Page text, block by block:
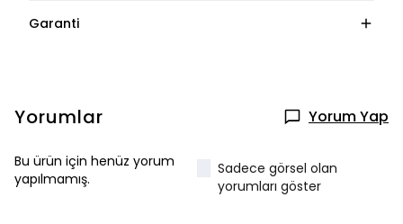
Garanti
Yorumlar Yorum Yap
Bu ürün için henüz yorum
yapılmamış.
Sadece görsel olan
yorumları göster